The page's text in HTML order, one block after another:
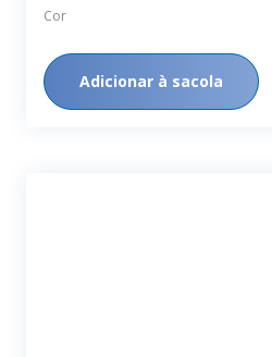
Cor
Adicionar à sacola